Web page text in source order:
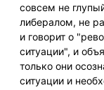
совсем не
либералом, не
и говорит о
ситуации", и
только они
ситуации и